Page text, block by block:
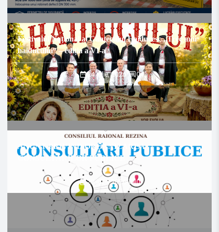
Festivalul Național al Cântecului Haiducesc „Trec anii
haiducului” – ediția a VI-a
24 iulie, 2026 / 0
ANUNȚ PRIVIND ORGANIZAREA
CONSULTĂRILOR PUBLICE
22 iulie, 2026/ 0